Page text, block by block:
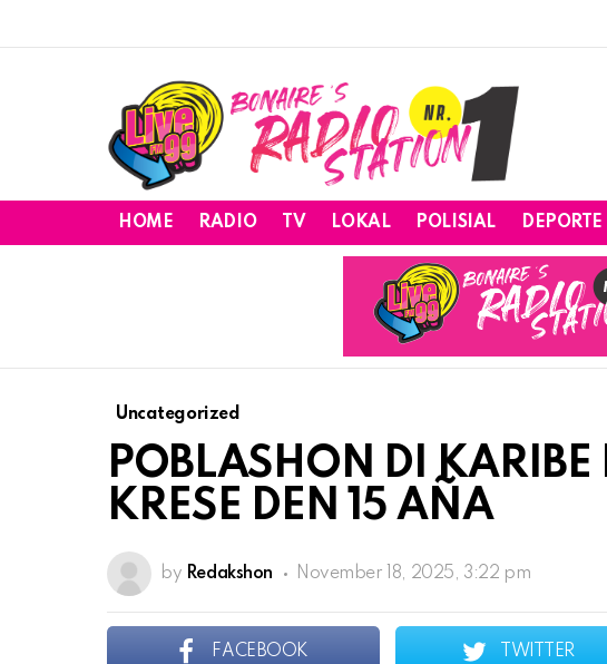
HOME RADIO TV LOKAL POLISIAL DEPORTE
Uncategorized
POBLASHON DI
KRESE DEN 15 AÑA
by Redakshon November 18, 2025, 3:22 pm
FACEBOOK TWITTER